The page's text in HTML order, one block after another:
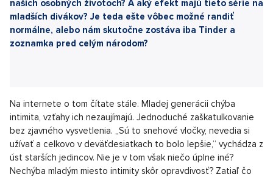
Sdílet článek:
„Guilty pleasures“ alebo oddychová zábava. Aj tak sa
týmto televíznym úkazom často hovorí. V širšom kontexte
ale naozaj prinášajú viac než len chvíľkové potešenie.
Nesledujú tieto show práve kvôli absencii romantiky v
našich osobných životoch? A aký efekt majú tieto série na